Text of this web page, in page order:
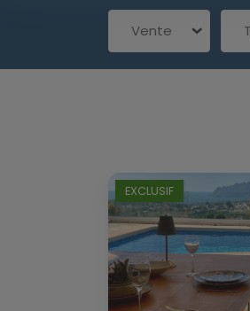
Vente
EXCLUSIF